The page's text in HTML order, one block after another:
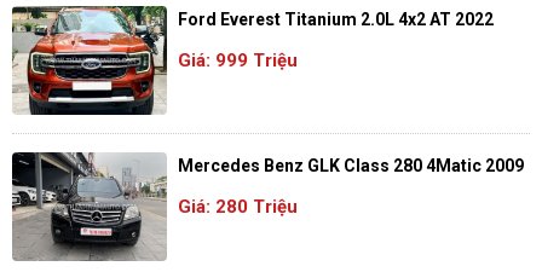
Ford Everest Titanium 2.0L 4x2 AT 2022
Giá: 999 Triệu
Mercedes Benz GLK Class 280 4Matic 2009
Giá: 280 Triệu